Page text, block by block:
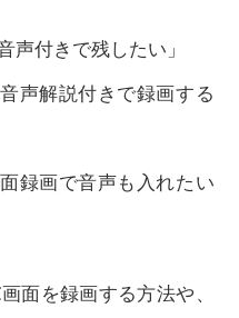
声付きで残したい」
声解説付きで録画する
録画で音声も入れたい
面を録画する方法や、